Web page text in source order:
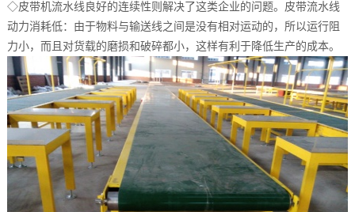
◇皮带机流水线良好的连续性则解决了这类企业的问题。皮带流水线
动力消耗低：由于物料与输送线之间是没有相对运动的，所以运行阻
力小，而且对货载的磨损和破碎都小，这样有利于降低生产的成本。